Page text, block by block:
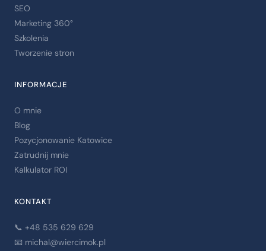
SEO
Marketing 360°
Szkolenia
Tworzenie stron
INFORMACJE
O mnie
Blog
Pozycjonowanie Katowice
Zatrudnij mnie
Kalkulator ROI
KONTAKT
📞 +48 535 629 629
📧 michal@wiercimok.pl